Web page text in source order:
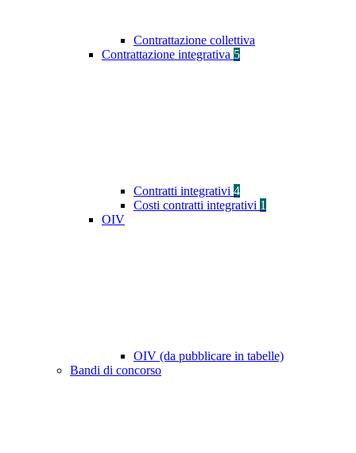
Contrattazione collettiva
Contrattazione integrativa 5
Contratti integrativi 4
Costi contratti integrativi 1
OIV
OIV (da pubblicare in tabelle)
Bandi di concorso